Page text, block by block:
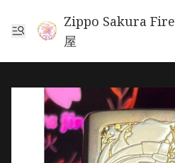
Zippo Sakura Fire 精品
屋